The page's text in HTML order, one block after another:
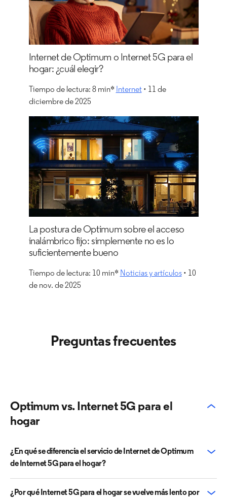
Internet de Optimum o Internet 5G para el
hogar: ¿cuál elegir?
Tiempo de lectura: 8 min* Internet• 11 de
diciembre de 2025
La postura de Optimum sobre el acceso
inalámbrico fijo: simplemente no es lo
suficientemente bueno
Tiempo de lectura: 10 min* Noticias y artículos• 10
de nov. de 2025
Preguntas frecuentes
Optimum vs. Internet 5G para el
hogar
¿En qué se diferencia el servicio de Internet de Optimum
de Internet 5G para el hogar?
¿Por qué Internet 5G para el hogar se vuelve más lento por